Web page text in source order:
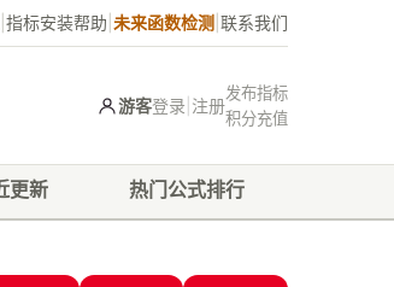
指标安装帮助 未来函数检测 联系我们
游客登录 注册
发布指标
积分充值
更新 热门公式排行